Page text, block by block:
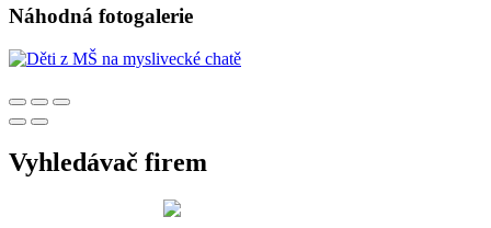
Náhodná fotogalerie
Vyhledávač firem